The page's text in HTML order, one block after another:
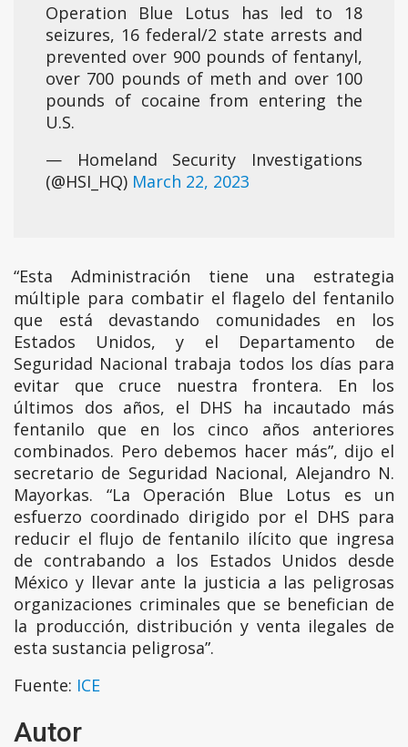
Operation Blue Lotus has led to 18
seizures, 16 federal/2 state arrests and
prevented over 900 pounds of fentanyl,
over 700 pounds of meth and over 100
pounds of cocaine from entering the
U.S.
— Homeland Security Investigations
(@HSI_HQ) March 22, 2023
“Esta Administración tiene una estrategia
múltiple para combatir el flagelo del fentanilo
que está devastando comunidades en los
Estados Unidos, y el Departamento de
Seguridad Nacional trabaja todos los días para
evitar que cruce nuestra frontera. En los
últimos dos años, el DHS ha incautado más
fentanilo que en los cinco años anteriores
combinados. Pero debemos hacer más”, dijo el
secretario de Seguridad Nacional, Alejandro N.
Mayorkas. “La Operación Blue Lotus es un
esfuerzo coordinado dirigido por el DHS para
reducir el flujo de fentanilo ilícito que ingresa
de contrabando a los Estados Unidos desde
México y llevar ante la justicia a las peligrosas
organizaciones criminales que se benefician de
la producción, distribución y venta ilegales de
esta sustancia peligrosa”.
Fuente: ICE
Autor